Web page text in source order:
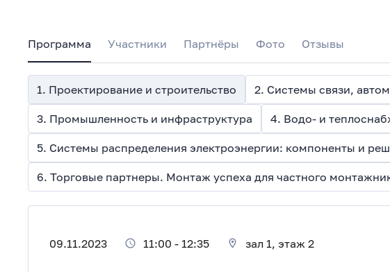
Программа Участники Партнёры Фото Отзывы
1. Проектирование и строительство
3. Промышленность и инфраструктура 4. Водо- и
5. Системы распределения электроэнергии: компоненты и
6. Торговые партнеры. Монтаж успеха для частного
09.11.2023 11:00 - 12:35 зал 1, этаж 2